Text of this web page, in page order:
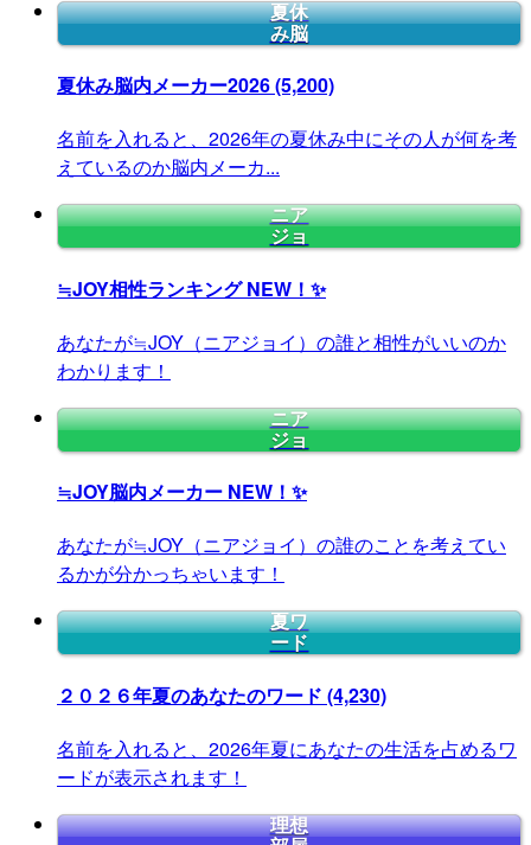
夏休
み脳
夏休み脳内メーカー2026(5,200)
名前を入れると、2026年の夏休み中にその人が何を考
えているのか脳内メーカ...
ニア
ジョ
≒JOY相性ランキングNEW！✨
あなたが≒JOY（ニアジョイ）の誰と相性がいいのか
わかります！
ニア
ジョ
≒JOY脳内メーカー NEW！✨
あなたが≒JOY（ニアジョイ）の誰のことを考えてい
るかが分かっちゃいます！
夏ワ
ード
２０２６年夏のあなたのワード (4,230)
名前を入れると、2026年夏にあなたの生活を占めるワ
ードが表示されます！
理想